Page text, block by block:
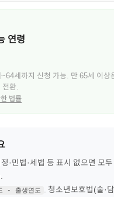
연령
세까지 신청 가능. 만 65세 이상
전환.
법률
·민법·세법 등 표시 없으면 모
- 출생연도 . 청소년보호법(술·